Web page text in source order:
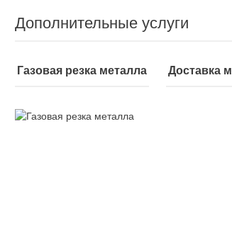
Дополнительные услуги
Газовая резка металла Доставка